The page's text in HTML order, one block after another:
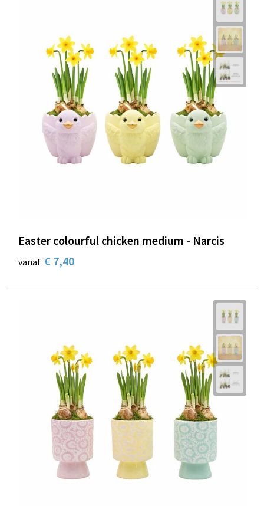
Easter colourful chicken medium - Narcis
vanaf € 7,40